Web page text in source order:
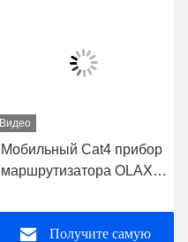
Видео
Мобильный Cat4 прибор
маршрутизатора OLAX
черноты MIFI Wifi
Получите самую